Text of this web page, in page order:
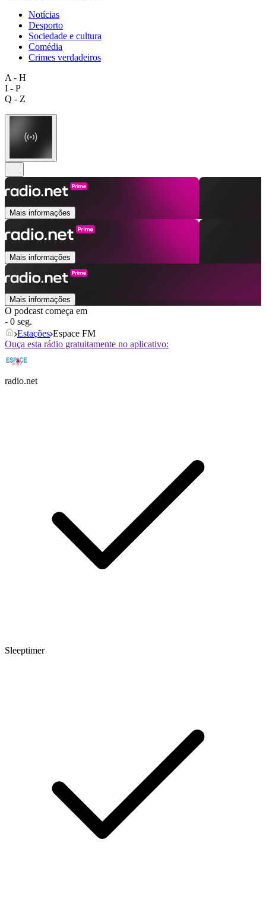
Notícias
Desporto
Sociedade e cultura
Comédia
Crimes verdadeiros
A - H
I - P
Q - Z
Mais informações
Mais informações
Mais informações
O podcast começa em
- 0 seg.
Estações Espace FM
Ouça esta rádio gratuitamente no aplicativo:
radio.net
Sleeptimer